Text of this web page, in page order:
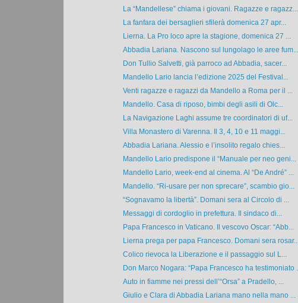
La “Mandellese” chiama i giovani. Ragazze e ragazz...
La fanfara dei bersaglieri sfilerà domenica 27 apr...
Lierna. La Pro loco apre la stagione, domenica 27 ...
Abbadia Lariana. Nascono sul lungolago le aree fum...
Don Tullio Salvetti, già parroco ad Abbadia, sacer...
Mandello Lario lancia l’edizione 2025 del Festival...
Venti ragazze e ragazzi da Mandello a Roma per il ...
Mandello. Casa di riposo, bimbi degli asili di Olc...
La Navigazione Laghi assume tre coordinatori di uf...
Villa Monastero di Varenna. Il 3, 4, 10 e 11 maggi...
Abbadia Lariana. Alessio e l’insolito regalo chies...
Mandello Lario predispone il “Manuale per neo geni...
Mandello Lario, week-end al cinema. Al “De André” ...
Mandello. “Ri-usare per non sprecare”, scambio gio...
“Sognavamo la libertà”. Domani sera al Circolo di ...
Messaggi di cordoglio in prefettura. Il sindaco di...
Papa Francesco in Vaticano. Il vescovo Oscar: “Abb...
Lierna prega per papa Francesco. Domani sera rosar...
Colico rievoca la Liberazione e il passaggio sul L...
Don Marco Nogara: “Papa Francesco ha testimoniato ...
Auto in fiamme nei pressi dell’“Orsa” a Pradello, ...
Giulio e Clara di Abbadia Lariana mano nella mano ...